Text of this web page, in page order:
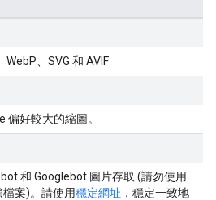
WebP、SVG 和 AVIF
偏好較大的縮圖。
和 Googlebot 圖片存取 (請勿使用
案)。請使用穩定網址 ，穩定一致地